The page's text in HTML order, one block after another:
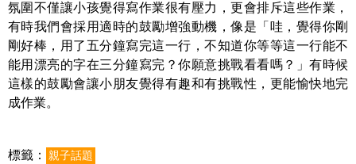
氛圍不僅讓小孩覺得寫作業很有壓力，更會排斥這些作業，
有時我們會採用適時的鼓勵增強動機，像是「哇，覺得你剛
剛好棒，用了五分鐘寫完這一行，不知道你等等這一行能不
能用漂亮的字在三分鐘寫完？你願意挑戰看看嗎？」有時候
這樣的鼓勵會讓小朋友覺得有趣和有挑戰性，更能愉快地完
成作業。
標籤： 親子話題